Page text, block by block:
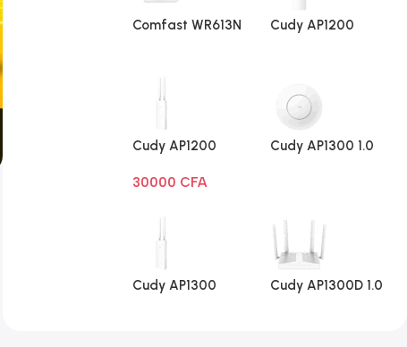
Comfast WR613N
Cudy AP1200
Cudy AP1200
AC1200
30000 CFA
Cudy AP1300 1.0
Cudy AP1300
Cudy AP1300D 1.0